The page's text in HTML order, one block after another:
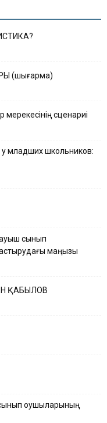
(шығарма)
сценариі
младших школьников:
сынып
маңызы
ҚАБЫЛОВ
оқушыларының